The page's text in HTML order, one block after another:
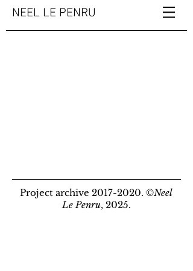
NEEL LE PENRU
Project archive 2017-2020. ©Neel
Le Penru, 2025.